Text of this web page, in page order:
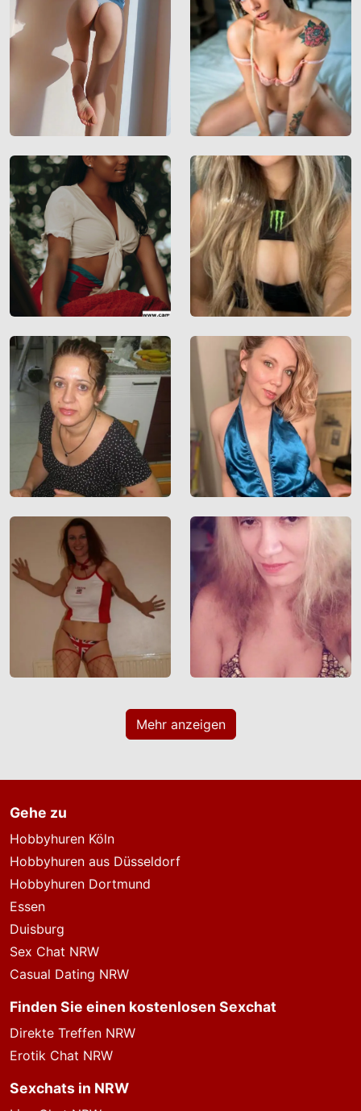
Berücksichtigen Sie, dass diese Website
explizit sexuellen und erotischen Content wie
Fotos und Nachrichten enthält. Diese sind für
Ihre eventuellen minderjährigen Kinder nicht
bestimmt.
, der Betreiber dieser Website, verfügt über
Nutzer dieser Website zu kontrollieren. ist
auch nicht in der Lage, Nutzer dieser Website
auf eine strafrechtliche Vergangenheit zu
prüfen. Sie müssen daher selbst die nötige
Sorgfalt walten lassen bei der Beurteilung, ob
ein Profil irreführend ist oder falsche
Informationen enthält oder ob ein Nutzer
dieser Website Sie täuschen oder betrügen
will.
Wir setzen auf unserer Website Cookies ein.
Cookies sind kleine Dateien, die zusammen
mit den eigentlich angeforderten Daten aus
dem Internet an Ihren Browser übermittelt
werden und die es ermöglichen, auf Ihrem
Zugriffsgerät spezifische, auf das Gerät
bezogene Informationen zu speichern.
Seien Sie vorsichtig, wenn Sie über diese
Website mit Fremden kommunizieren. Sie
wissen schließlich nie, ob diese gute oder
schlechte Absichten hegen. Verwenden Sie
auf der Website daher nie Ihren Nachnamen,
E-Mail-Adresse, Wohn- oder Arbeitsanschrift,
Telefonnummer oder andere auf Sie
zurückführbare Angaben.
Setzt jemand Sie über diese Website unter
Angaben zu machen? Beenden Sie dann
unverzüglich die Kommunikation mit dieser
Person. Bedenken Sie, dass Menschen in der
Weise von Ihnen zu erschleichen.
immer aufmerksam und vorsichtig.
behält sich das Recht vor, selbst Profile auf
Nachrichten an Sie als Nutzer zu senden. Mit
akzeptieren Sie, dass einige der Profile auf
dieser Website fingiert sind. Diese fingierten
Profile dienen lediglich dem Austausch von
Personen hinter fingierten Profilen sind
folglich nicht möglich.
Verhindern Sie, dass Ihre minderjährigen
Kinder mit erotischen oder für Minderjährige
anderweitig ungeeigneten Netzinhalten in
Mehr anzeigen
Gehe zu
Hobbyhuren Köln
Hobbyhuren aus Düsseldorf
Hobbyhuren Dortmund
Essen
Duisburg
Sex Chat NRW
Casual Dating NRW
Finden Sie einen kostenlosen Sexchat
Direkte Treffen NRW
Erotik Chat NRW
Sexchats in NRW